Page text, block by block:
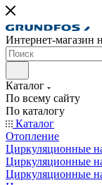
Интернет-магазин
Каталог
По всему сайту
По каталогу
Каталог
Отопление
Циркуляционные
Циркуляционные
Циркуляционные